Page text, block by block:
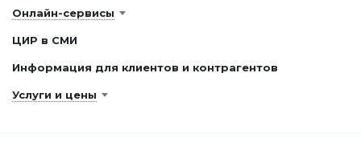
Онлайн-сервисы
ЦИР в СМИ
Информация для клиентов и контрагентов
Услуги и цены